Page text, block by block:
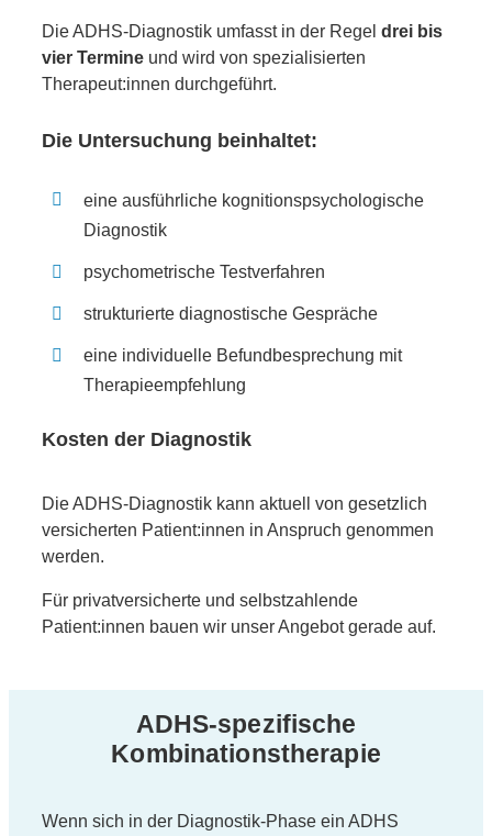
Die ADHS-Diagnostik umfasst in der Regel drei bis
vier Termineund wird von spezialisierten
Therapeut:innen durchgeführt.
Die Untersuchung beinhaltet:
eine ausführliche kognitionspsychologische
Diagnostik
psychometrische Testverfahren
strukturierte diagnostische Gespräche
eine individuelle Befundbesprechung mit
Therapieempfehlung
Kosten der Diagnostik
Die ADHS-Diagnostik kann aktuell von gesetzlich
versicherten Patient:innen in Anspruch genommen
werden.
Für privatversicherte und selbstzahlende
Patient:innen bauen wir unser Angebot gerade auf.
ADHS-spezifische
Kombinationstherapie
Wenn sich in der Diagnostik-Phase ein ADHS